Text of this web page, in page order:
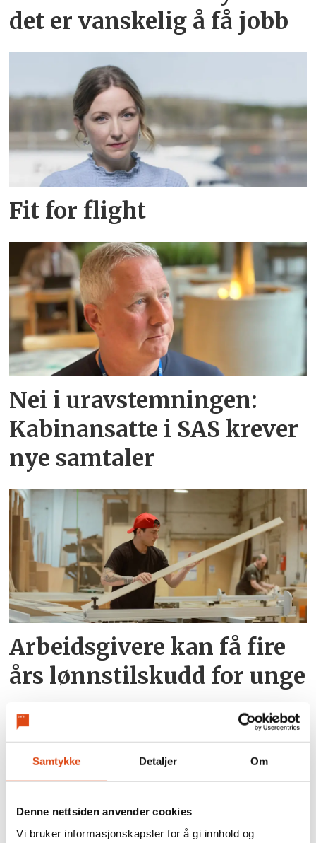
Samtykke Detaljer Om
Denne nettsiden anvender cookies
Vi bruker informasjonskapsler for å gi innhold og
det er vanskelig å få jobb
Fit for flight
Nei i uravstemningen:
Kabinansatte i SAS krever
nye samtaler
Arbeidsgivere kan få fire
års lønnstilskudd for unge